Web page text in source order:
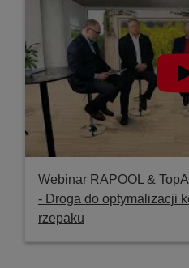
Webinar RAPOOL &
- Droga do optymalizacji
rzepaku